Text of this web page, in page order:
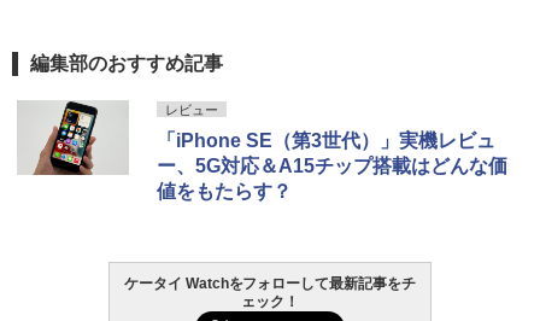
編集部のおすすめ記事
レビュー
「iPhone SE（第3世代）」実機レビュ
ー、5G対応＆A15チップ搭載はどんな価
値をもたらす？
ケータイ Watchをフォローして最新記事をチ
ェック！